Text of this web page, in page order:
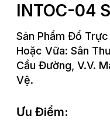
INTOC-04
Sản Phẩm Đổ
Hoặc Vữa: Sân
Cầu Đường, V.v.
Vệ.
Ưu Điểm: